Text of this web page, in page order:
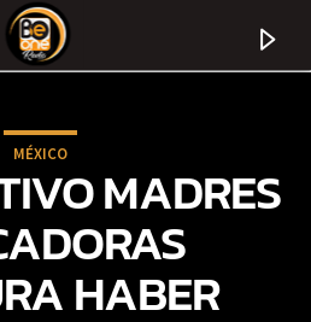
MÉXICO
MADRES
HABER